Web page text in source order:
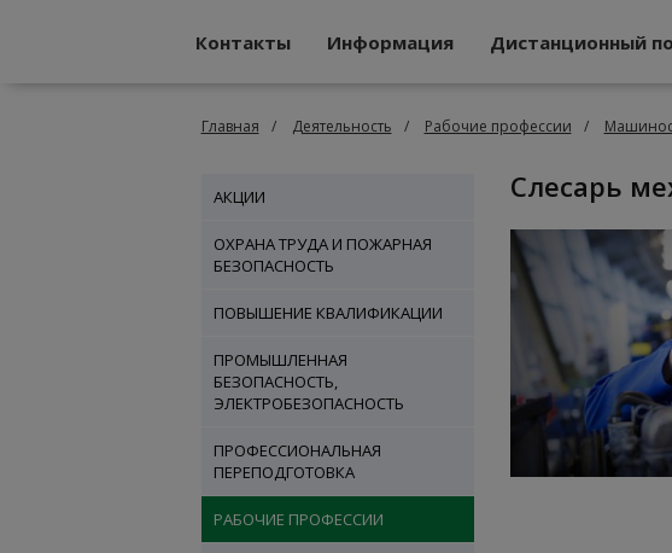
Контакты Информация Дистанционный
Главная Деятельность Рабочие профессии
АКЦИИ
ОХРАНА ТРУДА И ПОЖАРНАЯ
БЕЗОПАСНОСТЬ
ПОВЫШЕНИЕ КВАЛИФИКАЦИИ
ПРОМЫШЛЕННАЯ
БЕЗОПАСНОСТЬ,
ЭЛЕКТРОБЕЗОПАСНОСТЬ
ПРОФЕССИОНАЛЬНАЯ
ПЕРЕПОДГОТОВКА
РАБОЧИЕ ПРОФЕССИИ
Слесарь